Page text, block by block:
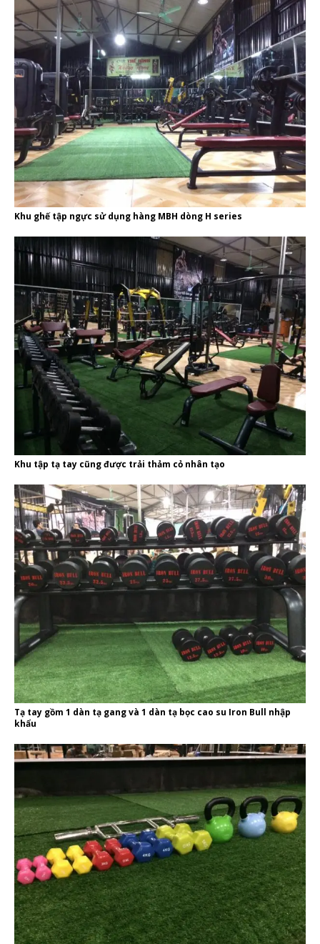
Khu ghế tập ngực sử dụng hàng MBH dòng H series
Khu tập tạ tay cũng được trải thảm cỏ nhân tạo
Tạ tay gồm 1 dàn tạ gang và 1 dàn tạ bọc cao su Iron Bull nhập
khẩu